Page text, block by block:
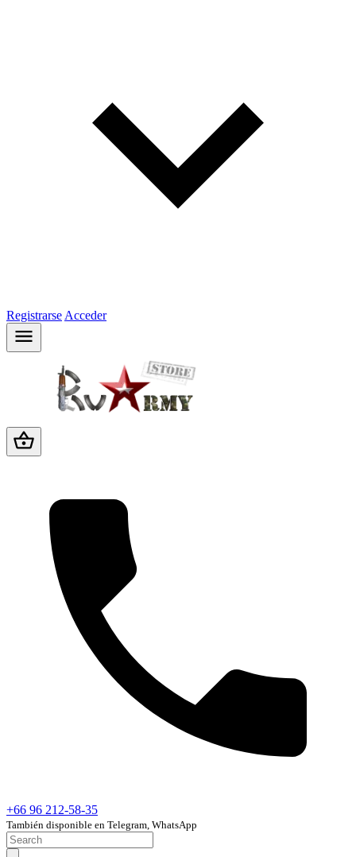
Registrarse Acceder
+66 96 212-58-35
También disponible en Telegram, WhatsApp